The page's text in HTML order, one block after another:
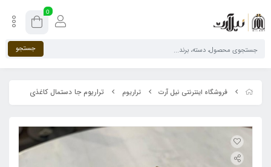
0
جستجو
فروشگاه اینترنتی نیل آرت تراریوم تراریوم جا دستمال کاغذی